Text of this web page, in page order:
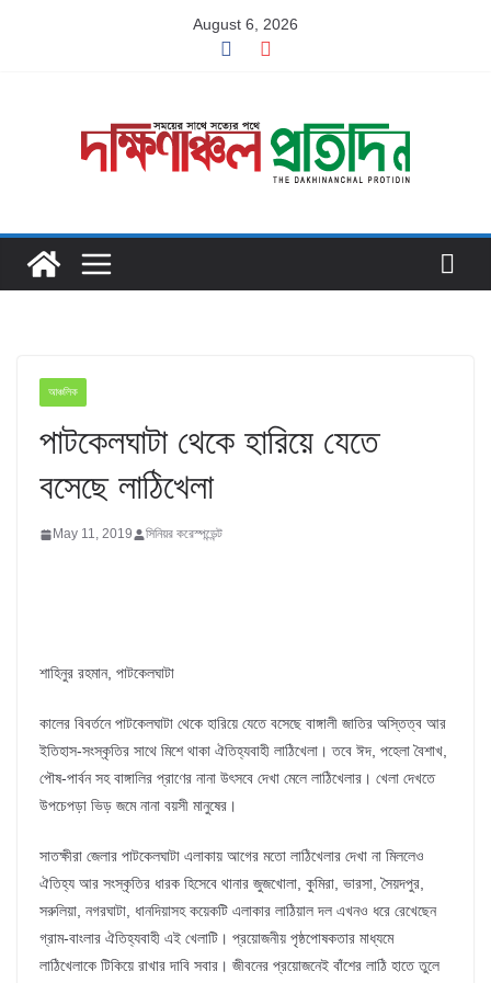
August 6, 2026
আঞ্চলিক
পাটকেলঘাটা থেকে হারিয়ে যেতে
বসেছে লাঠিখেলা
May 11, 2019 সিনিয়র করেস্পন্ডেন্ট
শাহিনুর রহমান, পাটকেলঘাটা
কালের বিবর্তনে পাটকেলঘাটা থেকে হারিয়ে যেতে বসেছে বাঙ্গালী জাতির অস্তিত্ব আর
ইতিহাস-সংস্কৃতির সাথে মিশে থাকা ঐতিহ্যবাহী লাঠিখেলা। তবে ঈদ, পহেলা বৈশাখ,
পৌষ-পার্বন সহ বাঙ্গালির প্রাণের নানা উৎসবে দেখা মেলে লাঠিখেলার। খেলা দেখতে
উপচেপড়া ভিড় জমে নানা বয়সী মানুষের।
সাতক্ষীরা জেলার পাটকেলঘাটা এলাকায় আগের মতো লাঠিখেলার দেখা না মিললেও
ঐতিহ্য আর সংস্কৃতির ধারক হিসেবে থানার জুজখোলা, কুমিরা, ভারসা, সৈয়দপুর,
সরুলিয়া, নগরঘাটা, ধানদিয়াসহ কয়েকটি এলাকার লাঠিয়াল দল এখনও ধরে রেখেছেন
গ্রাম-বাংলার ঐতিহ্যবাহী এই খেলাটি। প্রয়োজনীয় পৃষ্ঠপোষকতার মাধ্যমে
লাঠিখেলাকে টিকিয়ে রাখার দাবি সবার। জীবনের প্রয়োজনেই বাঁশের লাঠি হাতে তুলে